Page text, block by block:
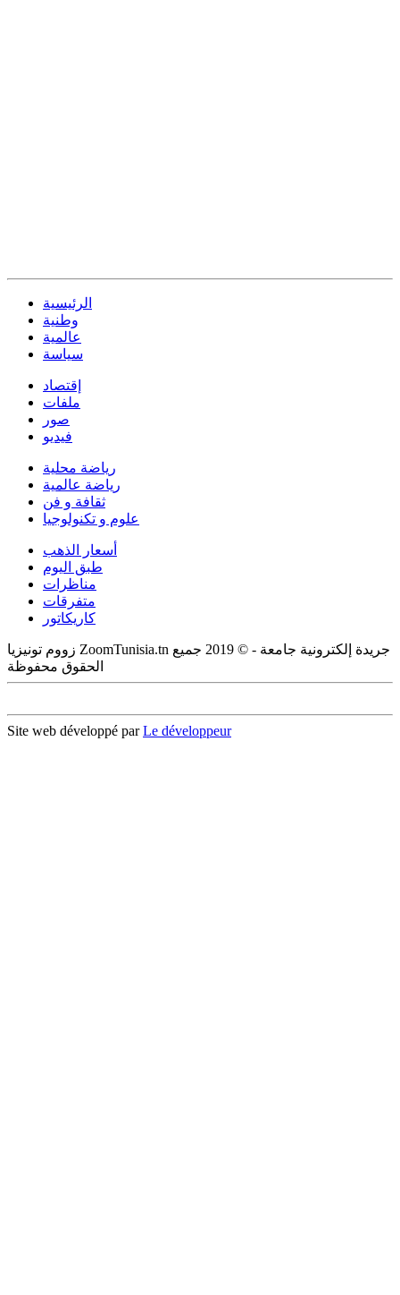
الرئيسية
وطنية
عالمية
سياسة
إقتصاد
ملفات
صور
فيديو
رياضة محلية
رياضة عالمية
ثقافة و فن
علوم و تكنولوجيا
أسعار الذهب
طبق اليوم
مناظرات
متفرقات
كاريكاتور
زووم تونيزيا ZoomTunisia.tn جريدة إلكترونية جامعة - © 2019 جميع
الحقوق محفوظة
Site web développé parLe développeur